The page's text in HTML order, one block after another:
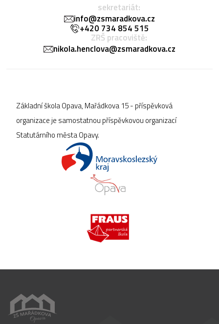
sekretariát:
info@zsmaradkova.cz
+420 734 854 515
ZRŠ pracoviště:
nikola.henclova@zsmaradkova.cz
Základní škola Opava, Mařádkova 15 - příspěvková
organizace je samostatnou příspěvkovou organizací
Statutárního města Opavy.